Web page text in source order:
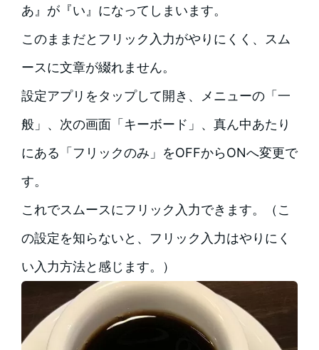
あ』が『い』になってしまいます。
このままだとフリック入力がやりにくく、スム
ースに文章が綴れません。
設定アプリをタップして開き、メニューの「一
般」、次の画面「キーボード」、真ん中あたり
にある「フリックのみ」をOFFからONへ変更で
す。
これでスムースにフリック入力できます。（こ
の設定を知らないと、フリック入力はやりにく
い入力方法と感じます。）